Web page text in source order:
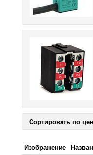
Сортировать по
Изображение